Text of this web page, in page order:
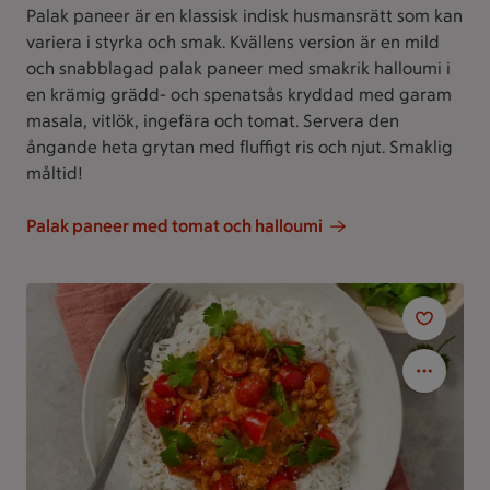
Palak paneer är en klassisk indisk husmansrätt som kan
variera i styrka och smak. Kvällens version är en mild
och snabblagad palak paneer med smakrik halloumi i
en krämig grädd- och spenatsås kryddad med garam
masala, vitlök, ingefära och tomat. Servera den
ångande heta grytan med fluffigt ris och njut. Smaklig
måltid!
Palak paneer med tomat och halloumi